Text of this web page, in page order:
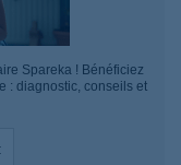
Spareka ! Bénéficiez
: diagnostic, conseils et